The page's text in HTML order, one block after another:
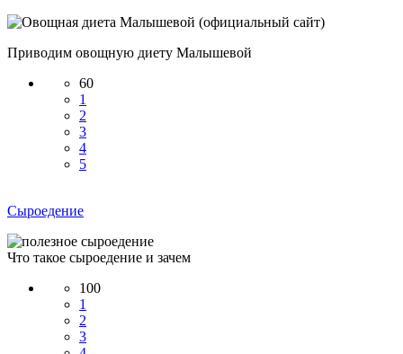
Приводим овощную диету Малышевой
60
1
2
3
4
5
Сыроедение
Что такое сыроедение и зачем
100
1
2
3